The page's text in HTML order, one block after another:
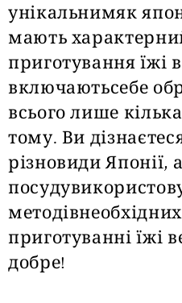
унікальнимяк
мають
приготування їжі
включаютьсебе
всього лише
тому. Ви
різновиди Японії,
приготуванні їжі
добре!